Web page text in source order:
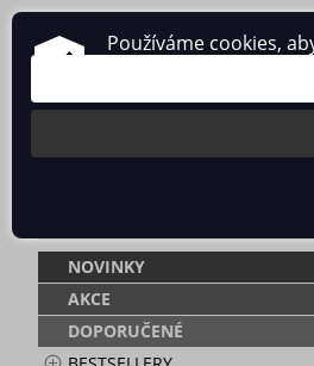
O nás Obchodní podmínky
NOVINKY
AKCE
DOPORUČENÉ
Používáme cookies,